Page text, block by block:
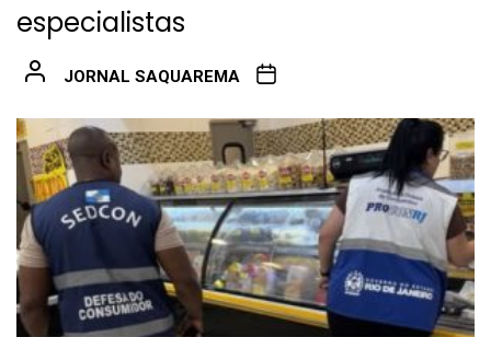
especialistas
JORNAL SAQUAREMA